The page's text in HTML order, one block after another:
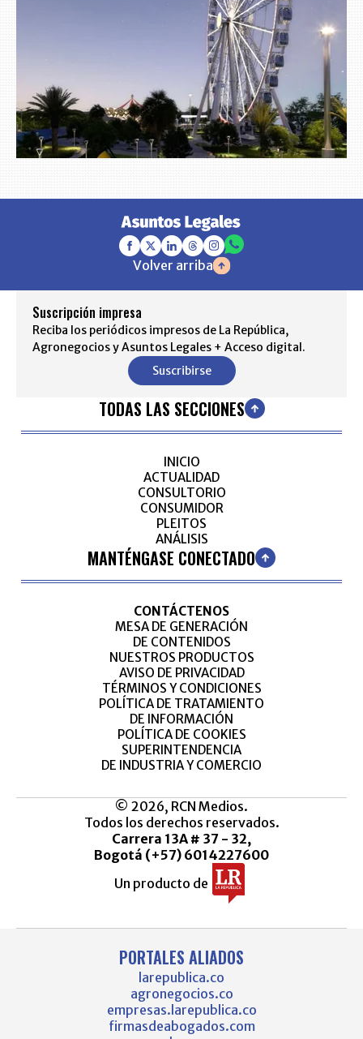
Volver arriba
Suscripción impresa
Reciba los periódicos impresos de La República,
Agronegocios y Asuntos Legales + Acceso digital.
Suscribirse
TODAS LAS SECCIONES
INICIO
ACTUALIDAD
CONSULTORIO
CONSUMIDOR
PLEITOS
ANÁLISIS
MANTÉNGASE CONECTADO
CONTÁCTENOS
MESA DE GENERACIÓN
DE CONTENIDOS
NUESTROS PRODUCTOS
AVISO DE PRIVACIDAD
TÉRMINOS Y CONDICIONES
POLÍTICA DE TRATAMIENTO
DE INFORMACIÓN
POLÍTICA DE COOKIES
SUPERINTENDENCIA
DE INDUSTRIA Y COMERCIO
© 2026, RCN Medios.
Todos los derechos reservados.
Carrera 13A # 37 - 32,
Bogotá (+57) 6014227600
Un producto de
PORTALES ALIADOS
larepublica.co
agronegocios.co
empresas.larepublica.co
firmasdeabogados.com